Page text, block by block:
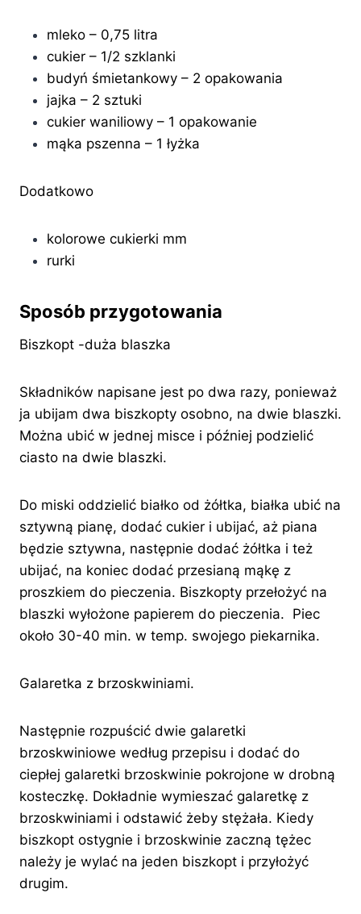
mleko – 0,75 litra
cukier – 1/2 szklanki
budyń śmietankowy – 2 opakowania
jajka – 2 sztuki
cukier waniliowy – 1 opakowanie
mąka pszenna – 1 łyżka
Dodatkowo
kolorowe cukierki mm
rurki
Sposób przygotowania
Biszkopt -duża blaszka
Składników napisane jest po dwa razy, ponieważ
ja ubijam dwa biszkopty osobno, na dwie blaszki.
Można ubić w jednej misce i później podzielić
ciasto na dwie blaszki.
Do miski oddzielić białko od żółtka, białka ubić na
sztywną pianę, dodać cukier i ubijać, aż piana
będzie sztywna, następnie dodać żółtka i też
ubijać, na koniec dodać przesianą mąkę z
proszkiem do pieczenia. Biszkopty przełożyć na
blaszki wyłożone papierem do pieczenia. Piec
około 30-40 min. w temp. swojego piekarnika.
Galaretka z brzoskwiniami.
Następnie rozpuścić dwie galaretki
brzoskwiniowe według przepisu i dodać do
ciepłej galaretki brzoskwinie pokrojone w drobną
kosteczkę. Dokładnie wymieszać galaretkę z
brzoskwiniami i odstawić żeby stężała. Kiedy
biszkopt ostygnie i brzoskwinie zaczną tężec
należy je wylać na jeden biszkopt i przyłożyć
drugim.